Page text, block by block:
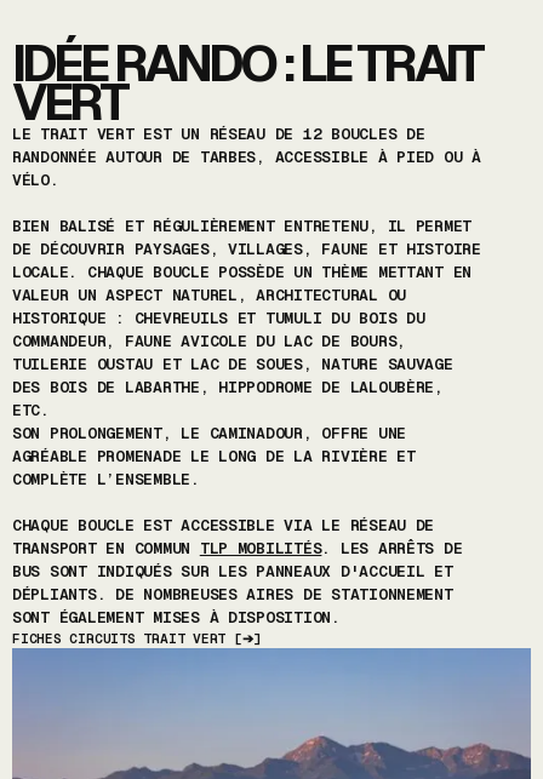
IDÉE RANDO : LE TRAIT
VERT
LE TRAIT VERT EST UN RÉSEAU DE 12 BOUCLES DE
RANDONNÉE AUTOUR DE TARBES, ACCESSIBLE À PIED OU À
VÉLO.
BIEN BALISÉ ET RÉGULIÈREMENT ENTRETENU, IL PERMET
DE DÉCOUVRIR PAYSAGES, VILLAGES, FAUNE ET HISTOIRE
LOCALE. CHAQUE BOUCLE POSSÈDE UN THÈME METTANT EN
VALEUR UN ASPECT NATUREL, ARCHITECTURAL OU
HISTORIQUE : CHEVREUILS ET TUMULI DU BOIS DU
COMMANDEUR, FAUNE AVICOLE DU LAC DE BOURS,
TUILERIE OUSTAU ET LAC DE SOUES, NATURE SAUVAGE
DES BOIS DE LABARTHE, HIPPODROME DE LALOUBÈRE,
ETC.
SON PROLONGEMENT, LE CAMINADOUR, OFFRE UNE
AGRÉABLE PROMENADE LE LONG DE LA RIVIÈRE ET
COMPLÈTE L’ENSEMBLE.
CHAQUE BOUCLE EST ACCESSIBLE VIA LE RÉSEAU DE
TRANSPORT EN COMMUN TLP MOBILITÉS. LES ARRÊTS DE
BUS SONT INDIQUÉS SUR LES PANNEAUX D'ACCUEIL ET
DÉPLIANTS. DE NOMBREUSES AIRES DE STATIONNEMENT
SONT ÉGALEMENT MISES À DISPOSITION.
FICHES CIRCUITS TRAIT VERT [➔]